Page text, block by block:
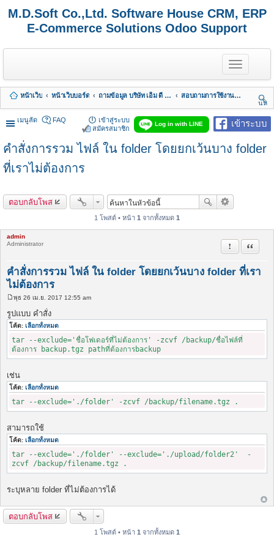
M.D.Soft Co.,Ltd. Software House CRM, ERP
E-Commerce Solutions Odoo Support
T
o
g
l
e
n
a
i
g
หน้าเว็บ หน้าเว็บบอร์ด ถามข้อมูล บริษัท เอ็ม ดี ซอฟต์ จำกัด
สอบถามการใช้งานเว็บไซต์ และ ระบบ Support
นห
า
เมนูลัด
เข้าระบบ
Log in with LINE
FAQ
เข้าสู่ระบบ
สมัครสมาชิก
คำสั่งการรวม ไฟล์ ใน folder โดยยกเว้นบาง folder
ที่เราไม่ต้องการ
ตอบกลับโพส
1 โพสต์ • หน้า 1 จากทั้งหมด 1
admin
Administrator
คำสั่งการรวม ไฟล์ ใน folder โดยยกเว้นบาง folder ที่เรา
ไม่ต้องการ
รายงานในข้
อ้างคำ
โ
พ
ส
ต์
พุธ 26 เม.ย. 2017 12:55 am
รูปแบบ คำสั่ง
โค้ด: เลือกทั้งหมด
tar --exclude='ชื่อโฟเดอร์ที่ไม่ต้องการ' -zcvf /backup/ชื่อไฟล์ที่
ต้องการ backup.tgz pathที่ต้องการbackup
เช่น
โค้ด: เลือกทั้งหมด
tar --exclude='./folder' -zcvf /backup/filename.tgz .
สามารถใช้
โค้ด: เลือกทั้งหมด
tar --exclude='./folder' --exclude='./upload/folder2' -
zcvf /backup/filename.tgz .
ระบุหลาย folder ที่ไม่ต้องการได้
ตอบกลับโพส
1 โพสต์ • หน้า 1 จากทั้งหมด 1